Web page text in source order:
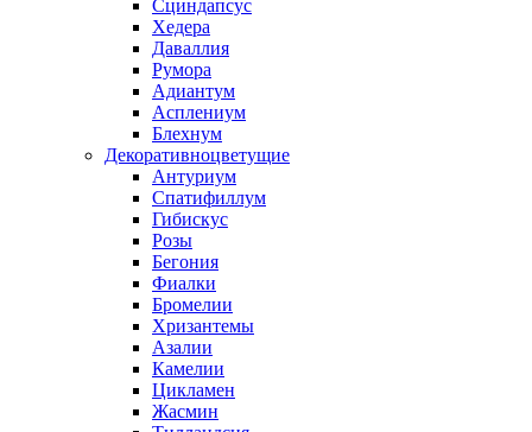
Сциндапсус
Хедера
Даваллия
Румора
Адиантум
Асплениум
Блехнум
Декоративноцветущие
Антуриум
Спатифиллум
Гибискус
Розы
Бегония
Фиалки
Бромелии
Хризантемы
Азалии
Камелии
Цикламен
Жасмин